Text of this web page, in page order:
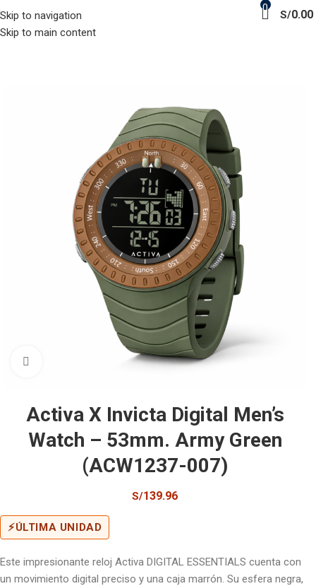
Skip to navigation
Skip to main content
0
S/0.00
Activa X Invicta Digital Men’s
Watch – 53mm. Army Green
(ACW1237-007)
S/139.96
⚡ÚLTIMA UNIDAD
Este impresionante reloj Activa DIGITAL ESSENTIALS cuenta con
un movimiento digital preciso y una caja marrón. Su esfera negra,